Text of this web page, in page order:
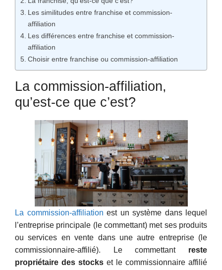
Les similitudes entre franchise et commission-
affiliation
Les différences entre franchise et commission-
affiliation
Choisir entre franchise ou commission-affiliation
La commission-affiliation,
qu’est-ce que c’est?
La commission-affiliation est un système dans lequel
l’entreprise principale (le commettant) met ses produits
ou services en vente dans une autre entreprise (le
commissionnaire-affilié). Le commettant reste
propriétaire des stocks et le commissionnaire affilié